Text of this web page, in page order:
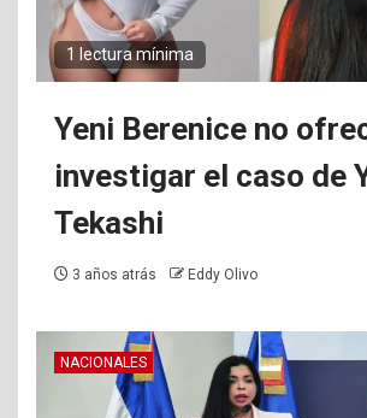
1 lectura mínima
Yeni Berenice no
investigar el caso de
Tekashi
3 años atrás Eddy Olivo
NACIONALES